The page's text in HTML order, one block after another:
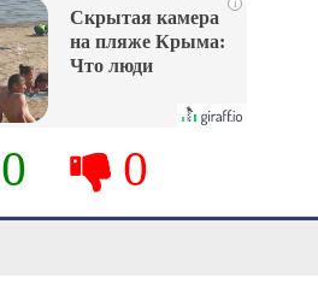
i
Скрытая камера
на пляже Крыма:
Что люди
их не видят...
0 0